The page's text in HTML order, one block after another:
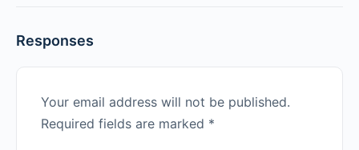
Responses
Your email address will not be published.
Required fields are marked *